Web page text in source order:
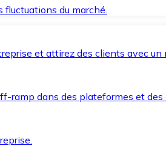
fluctuations du marché.
et attirez des clients avec un
ramp dans des plateformes et des